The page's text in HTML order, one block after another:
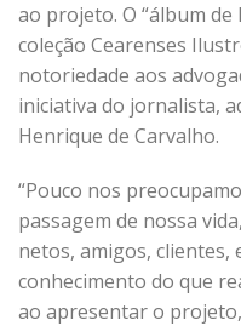
ao projeto. O “álbum
coleção Cearenses
notoriedade aos
iniciativa do jornalista,
Henrique de Carvalho.
“Pouco nos
passagem de nossa
netos, amigos, clientes,
conhecimento do que
ao apresentar o